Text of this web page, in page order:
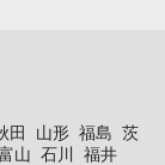
田 山形 福島 茨
山 石川
福井